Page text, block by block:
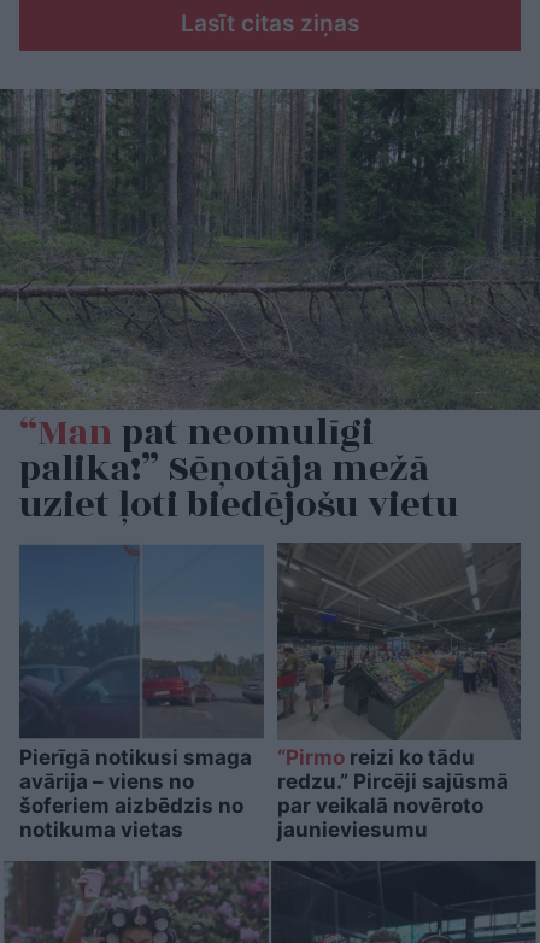
Lasīt citas ziņas
“Manpat neomulīgi
palika!” Sēņotāja mežā
uziet ļoti biedējošu vietu
Pierīgā notikusi smaga
avārija – viens no
šoferiem aizbēdzis no
notikuma vietas
“Pirmoreizi ko tādu
redzu.” Pircēji sajūsmā
par veikalā novēroto
jaunieviesumu